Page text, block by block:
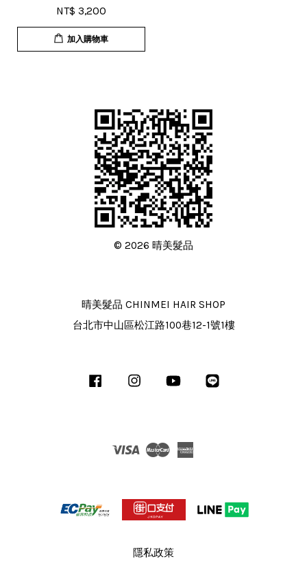
NT$ 3,200
加入購物車
© 2026 晴美髮品
晴美髮品 CHINMEI HAIR SHOP
台北市中山區松江路100巷12-1號1樓
Facebook InstagramYouTube
Visa Master
隱私政策